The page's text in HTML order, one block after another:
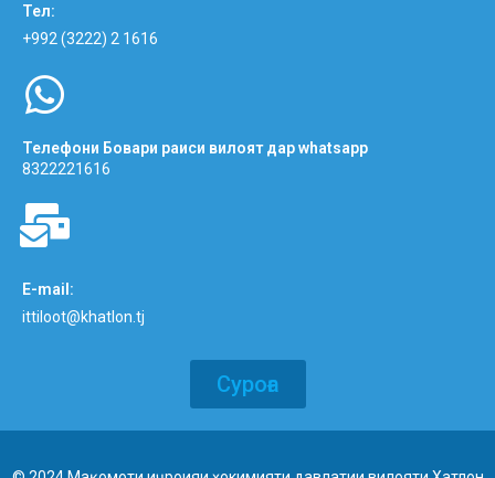
Тел:
+992 (3222) 2 1616
Телефони Бовари раиси вилоят дар whatsapp
8322221616
E-mail:
ittiloot@khatlon.tj
Суроға